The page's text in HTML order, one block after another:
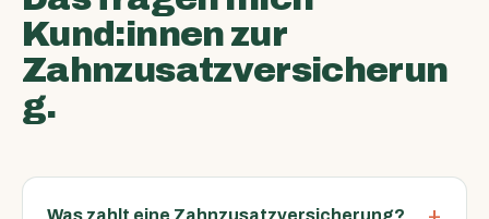
Kund:innen zur
Zahnzusatzversicherun
g.
Was zahlt eine Zahnzusatzversicherung?